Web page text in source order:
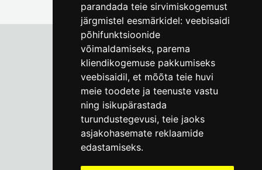
parandada teie sirvimiskogemust
järgmistel eesmärkidel: veebisaidi
põhifunktsioonide
võimaldamiseks, parema
kliendikogemuse pakkumiseks
veebisaidil, et mõõta teie huvi
meie toodete ja teenuste vastu
ning isikupärastada
turundustegevusi, teie jaoks
asjakohasemate reklaamide
edastamiseks.
Tallinna Linnamuuseum
Vene 17
E-R kell 9-17(+372) 610 4178
info@linnamuuseum.ee
Küpsisepoliitika